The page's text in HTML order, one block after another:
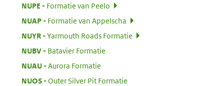
NUPE
Formatie van Peelo
NUAP:
Formatie van Appelscha
NUYR:
Yarmouth Roads Formatie
NUBV:
Batavier Formatie
NUAU:
Aurora Formatie
NUOS:
Outer Silver Pit Formatie